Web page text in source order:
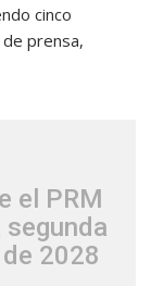
cinco
prensa,
el PRM
2028